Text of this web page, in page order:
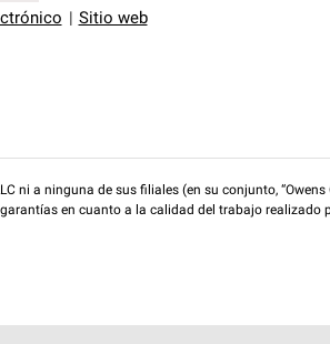
Sitio web
ni a ninguna de sus filiales (en su conjunto,
en cuanto a la calidad del trabajo realizado